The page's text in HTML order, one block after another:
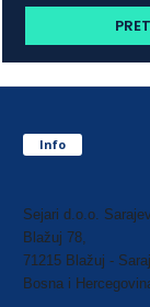
Info
Sejari d.o.o.
Blažuj 78,
71215 Blažuj -
Bosna i